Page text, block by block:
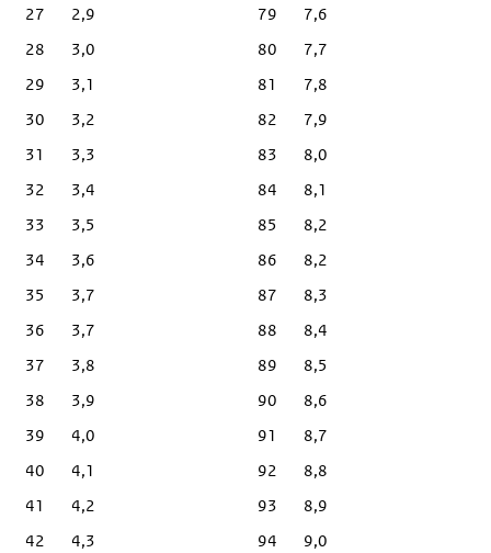
27
2,9
28
3,0
29
3,1
30
3,2
31
3,3
32
3,4
33
3,5
34
3,6
35
3,7
36
3,7
37
3,8
38
3,9
39
4,0
40
4,1
41
4,2
42
4,3
79
7,6
80
7,7
81
7,8
82
7,9
83
8,0
84
8,1
85
8,2
86
8,2
87
8,3
88
8,4
89
8,5
90
8,6
91
8,7
92
8,8
93
8,9
94
9,0